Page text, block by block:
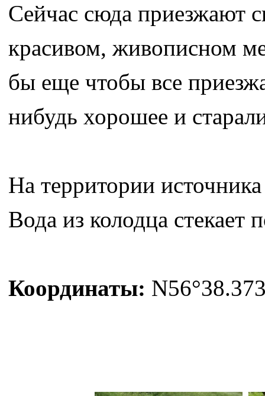
Сейчас сюда приезжают
красивом, живописном
бы еще чтобы все
нибудь хорошее и
На территории источника
Вода из колодца
Координаты: